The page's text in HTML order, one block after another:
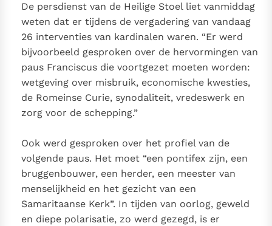
Het Vaticaan publiceert een nieuwe Latijnse uitgave
van het Romeins martyrologium
Vaticaanse financiële waakhond verliest autonomie
Paus spreekt het Wereldvoedselprogramma toe
Paus Leo XIV in Pavia: "De stad is zowel een gave als
een taak"
Paus in Pavia: St. Augustinus toont ons de noodzaak om
"naar het innerlijk" toe te keren.
RK Documenten stelt heel veel belangrijke
Katholieke Kerk in het Nederlands beschikbaar
en is volledig afhankelijk van donaties.
Ik help mee!
De persdienst van de Heilige Stoel liet vanmiddag
weten dat er tijdens de vergadering van vandaag
26 interventies van kardinalen waren. “Er werd
bijvoorbeeld gesproken over de hervormingen van
paus Franciscus die voortgezet moeten worden:
wetgeving over misbruik, economische kwesties,
de Romeinse Curie, synodaliteit, vredeswerk en
zorg voor de schepping.”
Ook werd gesproken over het profiel van de
volgende paus. Het moet “een pontifex zijn, een
bruggenbouwer, een herder, een meester van
menselijkheid en het gezicht van een
Samaritaanse Kerk”. In tijden van oorlog, geweld
en diepe polarisatie, zo werd gezegd, is er